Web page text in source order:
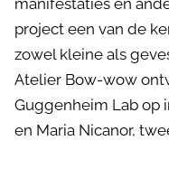
manifestaties en
project een van de
zowel kleine als
Atelier Bow-wow
Guggenheim Lab op
en Maria Nicanor,